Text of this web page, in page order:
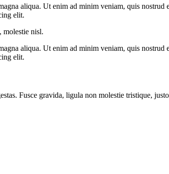
aliqua. Ut enim ad minim veniam, quis
elit.
molestie nisl.
aliqua. Ut enim ad minim veniam, quis
elit.
Fusce gravida, ligula non molestie tristique,